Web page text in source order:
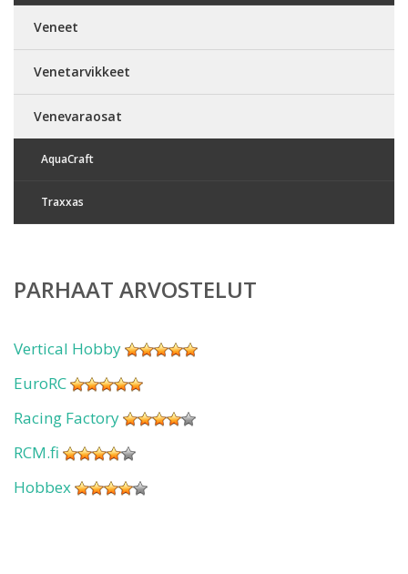
Veneet
Venetarvikkeet
Venevaraosat
AquaCraft
Traxxas
PARHAAT ARVOSTELUT
Vertical Hobby
EuroRC
Racing Factory
RCM.fi
Hobbex